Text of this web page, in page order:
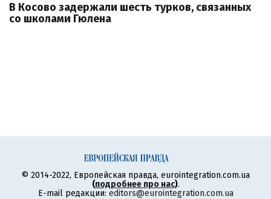
В Косово задержали шесть турков, связанных
со школами Гюлена
© 2014-2022, Европейская правда, eurointegration.com.ua
(подробнее про нас).
E-mail редакции: editors@eurointegration.com.ua